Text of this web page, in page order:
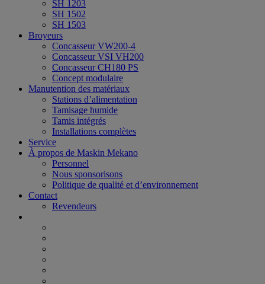
SH 1203
SH 1502
SH 1503
Broyeurs
Concasseur VW200-4
Concasseur VSI VH200
Concasseur CH180 PS
Concept modulaire
Manutention des matériaux
Stations d’alimentation
Tamisage humide
Tamis intégrés
Installations complètes
Service
À propos de Maskin Mekano
Personnel
Nous sponsorisons
Politique de qualité et d’environnement
Contact
Revendeurs